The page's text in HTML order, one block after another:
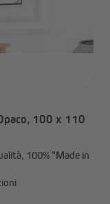
100 x 110
100% "Made in